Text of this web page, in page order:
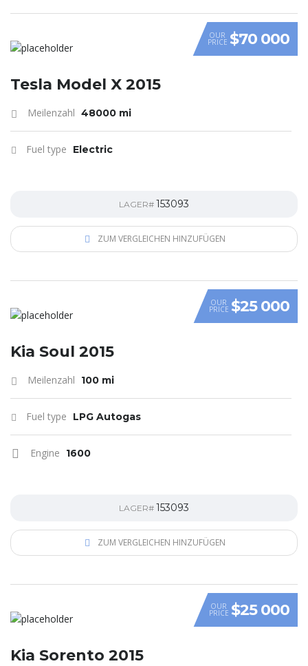
OUR
PRICE $70 000
Tesla Model X 2015
Meilenzahl 48000 mi
Fuel type Electric
LAGER# 153093
ZUM VERGLEICHEN HINZUFÜGEN
VIDEO
OUR
PRICE $25 000
Kia Soul 2015
Meilenzahl 100 mi
Fuel type LPG Autogas
Engine 1600
LAGER# 153093
ZUM VERGLEICHEN HINZUFÜGEN
OUR
PRICE $25 000
Kia Sorento 2015